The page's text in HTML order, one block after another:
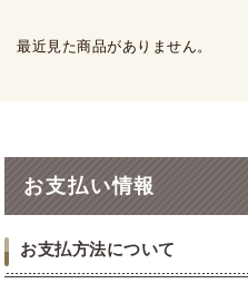
最近見た商品がありません。
お支払い情報
お支払方法について